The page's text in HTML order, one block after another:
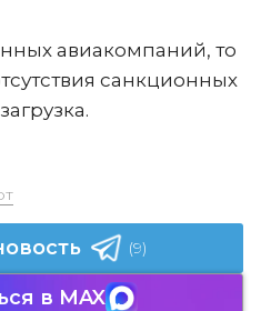
авиакомпаний, то
санкционных
(9)
в MAX